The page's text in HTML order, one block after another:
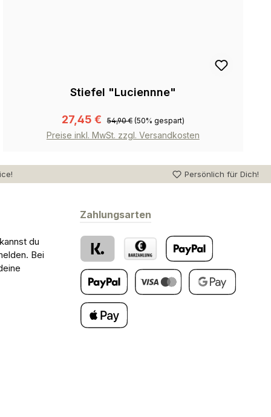
Stiefel "Luciennne"
27,45 € 54,90 € (50% gespart)
Preise inkl. MwSt. zzgl. Versandkosten
Persönlich für Dich!
du
Bei
Zahlungsarten
PayPal
Später Bezahlen
Klarna Barzahlung bei Abholung